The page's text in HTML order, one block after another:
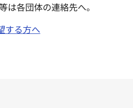
は各団体の連絡先へ。
する方へ